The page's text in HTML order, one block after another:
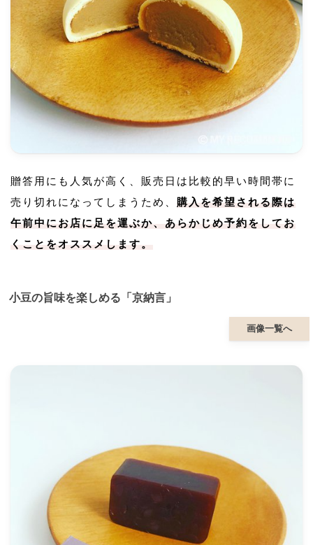
贈答用にも人気が高く、販売日は比較的早い時間帯に
売り切れになってしまうため、
購入を希望される際は
午前中にお店に足を運ぶか、あらかじめ予約をしてお
くことをオススメします。
小豆の旨味を楽しめる「京納言」
画像一覧へ